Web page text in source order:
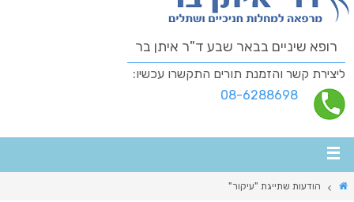
רופא שיניים בבאר שבע ד"ר איתן בר
ליצירת קשר והזמנת תורים התקשרו עכשיו:
08-6288698
הודעות שתייגת "עיקור"